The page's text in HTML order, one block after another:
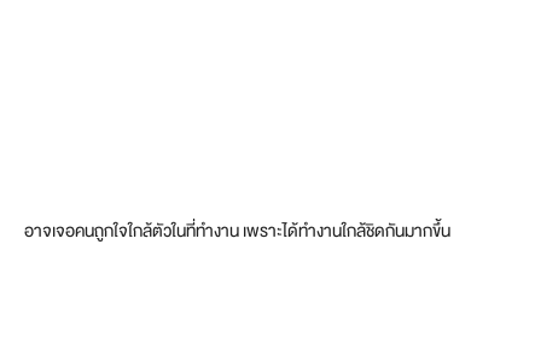
อาจเจอคนถูกใจใกล้ตัวในที่ทำงาน เพราะได้ทำงานใกล้ชิดกันมากขึ้น